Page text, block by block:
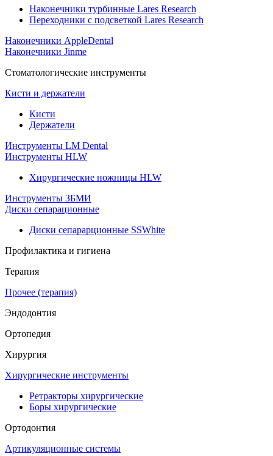
Наконечники турбинные Lares Research
Переходники с подсветкой Lares Research
Наконечники AppleDental
Наконечники Jinme
Стоматологические инструменты
Кисти и держатели
Кисти
Держатели
Инструменты LM Dental
Инструменты HLW
Хирургические ножницы HLW
Инструменты ЗБМИ
Диски сепарационные
Диски сепарарционные SSWhite
Профилактика и гигиена
Терапия
Прочее (терапия)
Эндодонтия
Ортопедия
Хирургия
Хирургические инструменты
Ретракторы хирургические
Боры хирургические
Ортодонтия
Артикуляционные системы